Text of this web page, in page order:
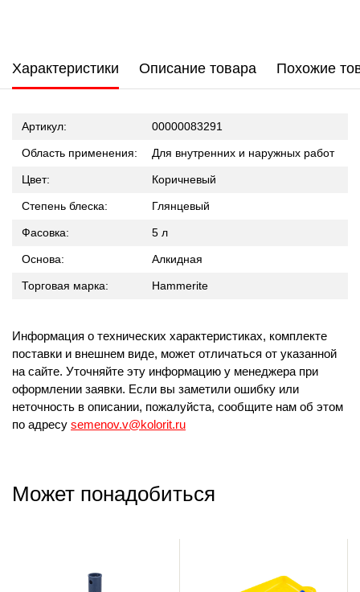
Характеристики Описание товара Похожие
Артикул: 00000083291
Область применения: Для внутренних и наружных работ
Цвет: Коричневый
Степень блеска: Глянцевый
Фасовка: 5 л
Основа: Алкидная
Торговая марка: Hammerite
Информация о технических характеристиках, комплекте
поставки и внешнем виде, может отличаться от указанной
на сайте. Уточняйте эту информацию у менеджера при
оформлении заявки. Если вы заметили ошибку или
неточность в описании, пожалуйста, сообщите нам об этом
по адресу semenov.v@kolorit.ru
Может понадобиться